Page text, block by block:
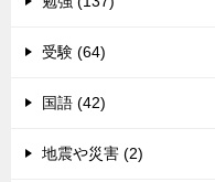
受験 (64)
国語 (42)
地震や災害 (2)